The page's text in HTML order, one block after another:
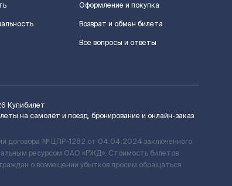
Оформление и покупка
Возврат и обмен билета
Все вопросы и ответы
Купибилет
на самолёт и поезд, бронирование и онлайн-заказ
договора № ЦПР-1282 от 04.04.2024 заключенного
ресурсом ОАО «РЖД». Стоимость билетов
о возмещении убытков просим обращаться